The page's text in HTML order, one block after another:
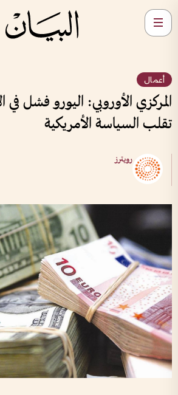
أعمال
المركزي الأوروبي: اليورو فشل
تقلب السياسة الأمريكية
رويترز